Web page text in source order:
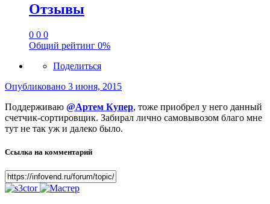
Отзывы
0 0 0
Общий рейтинг 0%
Поделиться
Опубликовано 3 июня, 2015
Поддерживаю @Артем Купер, тоже приобрел у него данный
счетчик-сортировщик. Забирал лично самовывозом благо мне
тут не так уж и далеко было.
Ссылка на комментарий